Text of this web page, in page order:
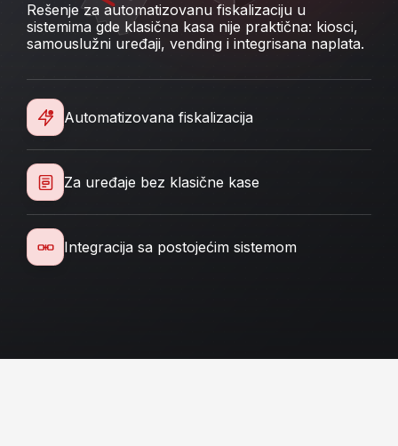
Rešenje za automatizovanu fiskalizaciju u
sistemima gde klasična kasa nije praktična: kiosci,
samouslužni uređaji, vending i integrisana naplata.
Automatizovana fiskalizacija
Za uređaje bez klasične kase
Integracija sa postojećim sistemom